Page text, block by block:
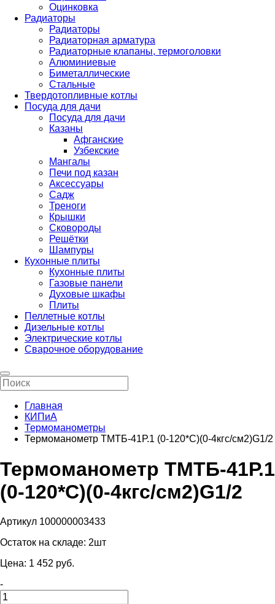
Оцинковка
Радиаторы
Радиаторы
Радиаторная арматура
Радиаторные клапаны, термоголовки
Алюминиевые
Биметаллические
Стальные
Твердотопливные котлы
Посуда для дачи
Посуда для дачи
Казаны
Афганские
Узбекские
Мангалы
Печи под казан
Аксессуары
Садж
Треноги
Крышки
Сковороды
Решётки
Шампуры
Кухонные плиты
Кухонные плиты
Газовые панели
Духовые шкафы
Плиты
Пеллетные котлы
Дизельные котлы
Электрические котлы
Сварочное оборудование
Главная
КИПиА
Термоманометры
Термоманометр ТМТБ-41Р.1 (0-120*С)(0-4кгс/см2)G1/2
Термоманометр ТМТБ-41Р.1
(0-120*С)(0-4кгс/см2)G1/2
Артикул 100000003433
Остаток на складе: 2шт
Цена: 1 452 pуб.
-